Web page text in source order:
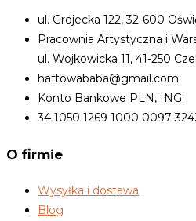
ul. Grojecka 122, 32-600
Pracownia Artystyczna i
ul. Wojkowicka 11, 41-250
haftowababa@gmail.com
Konto Bankowe PLN, ING:
34 1050 1269 1000 0097
O firmie
Wysyłka i dostawa
Blog